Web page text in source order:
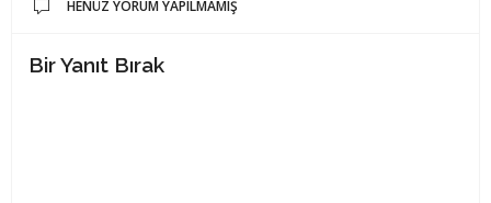
HENÜZ YORUM YAPILMAMIŞ
Bir Yanıt Bırak